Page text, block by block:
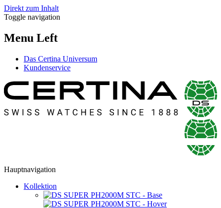
Direkt zum Inhalt
Toggle navigation
Menu Left
Das Certina Universum
Kundenservice
Hauptnavigation
Kollektion